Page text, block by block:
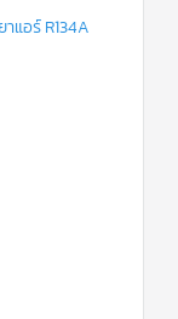
แอร์ R134A